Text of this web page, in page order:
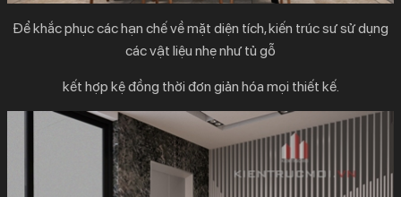
Để khắc phục các hạn chế về mặt diện tích, kiến trúc sư sử dụng
các vật liệu nhẹ như tủ gỗ
kết hợp kệ đồng thời đơn giản hóa mọi thiết kế.